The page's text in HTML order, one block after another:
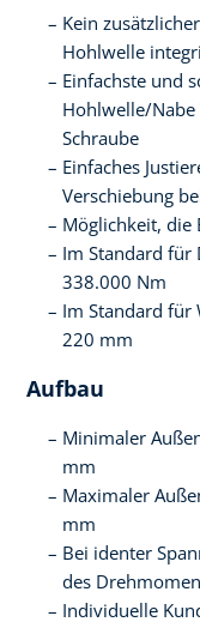
Kein
Hohlwelle
Einfachste und
Hohlwelle/
Schraube
Einfaches
Verschiebung
Möglichkeit, die
Im Standard
338.000 Nm
Im Standard für
220 mm
Aufbau
Minimaler
mm
Maximaler
mm
Bei identer
des
Individuelle